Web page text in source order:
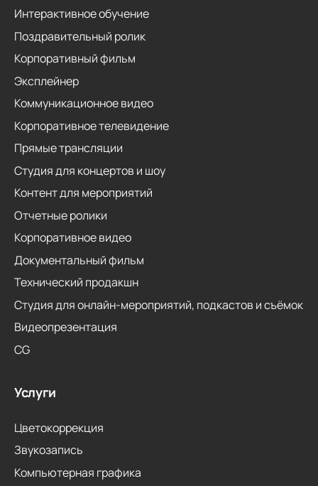
Интерактивное обучение
Поздравительный ролик
Корпоративный фильм
Эксплейнер
Коммуникационное видео
Корпоративное телевидение
Прямые трансляции
Студия для концертов и шоу
Контент для мероприятий
Отчетные ролики
Корпоративное видео
Документальный фильм
Технический продакшн
Студия для онлайн-мероприятий, подкастов и съёмок
Видеопрезентация
CG
Услуги
Цветокоррекция
Звукозапись
Компьютерная графика